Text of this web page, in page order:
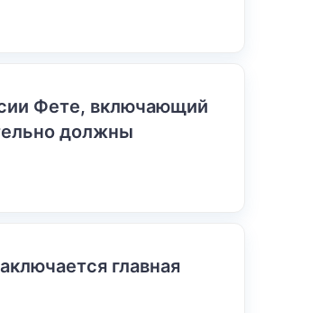
Фете, включающий
должны
главная